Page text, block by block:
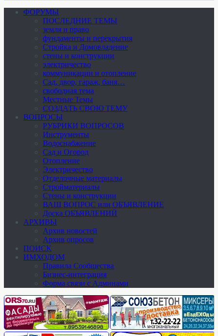
ФОРУМЫ
ПОСЛЕДНИЕ ТЕМЫ
земля и право
фундаменты и перекрытия
Стройка и Домовладение
стены и конструкции
электричество
коммуникации и отопление
Cад, двор, гараж, баня…
свободная тема
Местные Темы
СОЗДАТЬ СВОЮ ТЕМУ
ВОПРОСЫ
РУБРИКИ ВОПРОСОВ
Инструменты
Водоснабжение
Сад и Огород
Отопление
Электричество
Отделочные материалы
Стройматериалы
Стены и конструкции
ВАШ ВОПРОС или ОБЪЯВЛЕНИЕ
Доска ОБЪЯВЛЕНИЙ
АРХИВЫ
Архив новостей
Архив опросов
ПОИСК
ИМХОДОМ
Правила Сообщества
Бизнес-интеграция
Форма связи с Админами